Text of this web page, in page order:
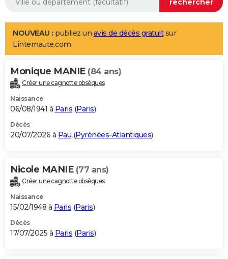
Aménagement intérieur
LIFESTYLE
Art de vivre
Bien-être
Loisirs
Mode
Modes de vie
Alimentation
Guide de la santé
Maladies
Médicaments
Sommeil
VOYAGE
Destinations
City break
Voyage nature
Voyage de noces
Forum
Climat
+PHOTO
GUIDES D'ACHAT
BONS PLANS
Carte de Noël
Carte Bonne année
Carte Saint-Valentin
Carte Pâques
Carte d'anniversaire
DICTIONNAIRE
Dictionnaire
Biographies
Citations
Expressions
Proverbes
PROGRAMME TV
S'inscrire
Se connecter
Lycées
Collèges
Primaires
Universités
Entreprises
Service militaire
Avis de recherche
AVIS DE DÉCÈS
NOUVEAU : publiez un avis de décès gratuitsur
Linternaute.com
Monique MANIE (84 ans)
Créer une cagnotte obsèques
Naissance
06/08/1941 à Paris (Paris)
Décès
20/07/2026 à Pau (Pyrénées-Atlantiques)
Nicole MANIE (77 ans)
Créer une cagnotte obsèques
Naissance
15/02/1948 à Paris (Paris)
Décès
17/07/2025 à Paris (Paris)